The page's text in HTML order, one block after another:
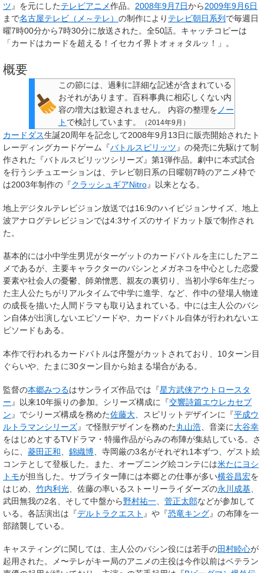
ツ 』を元にしたテレビアニメ作品。 2008年9月7日から2009年9月6日
まで名古屋テレビ（メ～テレ） の制作により テレビ朝日系列で毎週日
曜7時00分から7時30分に放送された。全50話。キャッチコピーは
「カードはカードを超える！イセカイ界トオォォタルッ！ 」。
概要
この節には、 過剰に詳細な記述が含まれている
おそれがあります。 百科事典に相応しくない内
容の増大は歓迎されません。
内容の整理を ノー
ト で検討しています。 （2014年9月 ）
カードダス生誕20周年を記念して2008年9月13日に販売開始されたト
レーディングカードゲーム『バトルスピリッツ』の発売に先駆けて制
作された『バトルスピリッツシリーズ』第1弾作品。劇中に本式試合
を行うシチュエーションは、テレビ朝日系の日曜朝7時のアニメ枠で
は2003年制作の『クラッシュギアNitro』以来となる。
地上デジタルテレビジョン放送では16:9のハイビジョンサイズ、地上
波アナログテレビジョンでは4:3サイズのサイドカット版で制作され
た。
基本的には小中学生男児がターゲットのカードバトルを主にしたアニ
メであるが、主要キャラクターのバシンとメガネコを中心とした恋愛
要素や社会人の憂鬱、師弟憎悪、親友の裏切り、当初小学6年生だっ
た主人公たちがリアルタイムで中学に進学、など、作中の登場人物達
の成長を描いた人間ドラマも取り込まれている。中には主人公のバシ
ン自体が出演しないエピソードや、カードバトル自体が行われないエ
ピソードもある。
本作で行われるカードバトルは序盤がカットされており、10ターン目
ぐらいや、たまに30ターン目から始まる場合がある。
監督の本郷みつるはサンライズ作品では『星方武侠アウトロースタ
ー 』以来10年振りの参加。シリーズ構成に『交響詩篇エウレカセブ
ン 』でシリーズ構成を務めた佐藤大 、スピリットデザインに『平成ウ
ルトラマンシリーズ』で怪獣デザインを務めた丸山浩 、音楽に大谷幸
をはじめとするTVドラマ・特撮作品がらみの布陣が集結している。さ
らに、 菱田正和 錦織博 、寺岡厳の3名がそれぞれ1本ずつ、ゲスト絵
コンテとして登板した。また、オープニング絵コンテには米たにヨシ
トモが担当した。サブライター陣には本郷との仕事が多い横谷昌宏を
はじめ、 竹内利光 、佐藤の率いるストーリーライダーズの永川成基
武田無我の2名、そして中盤から野村祐一 菅正太郎などが参加して
いる。各話演出は『デルトラクエスト 』や『恐竜キング』の布陣を一
部踏襲している。
キャスティングに関しては、主人公のバシン役には若手の田村睦心が
起用された。メ〜テレがキー局のアニメの主役は今作以前はベテラン